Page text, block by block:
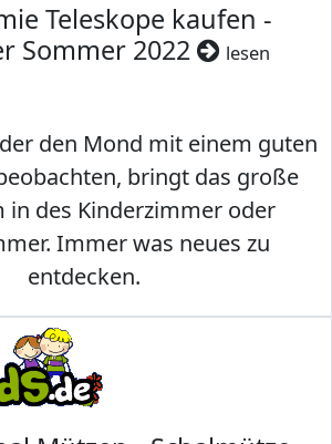
Teleskope kaufen -
Sommer 2022
lesen
den Mond mit einem guten
bringt das große
in des Kinderzimmer oder
Immer was neues zu
entdecken.